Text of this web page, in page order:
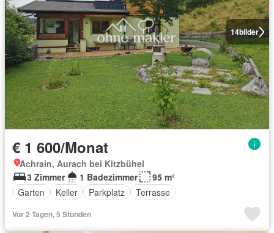
14bilder
€ 1 600/Monat
Achrain, Aurach bei Kitzbühel
3 Zimmer
1 Badezimmer
95 m²
Garten
Keller Parkplatz Terrasse
Vor 2 Tagen, 5 Stunden